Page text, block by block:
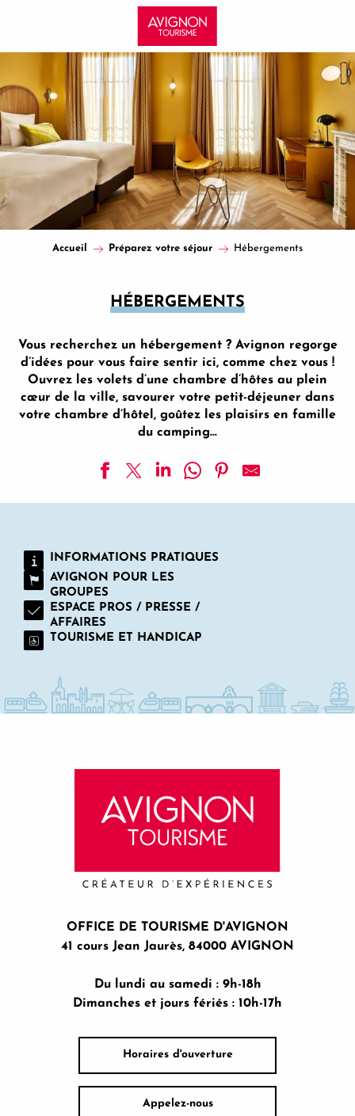
Accueil Préparez votre séjour Hébergements
HÉBERGEMENTS
Vous recherchez un hébergement ? Avignon regorge
d’idées pour vous faire sentir ici, comme chez vous !
Ouvrez les volets d’une chambre d’hôtes au plein
cœur de la ville, savourer votre petit-déjeuner dans
votre chambre d’hôtel, goûtez les plaisirs en famille
du camping…
Chambres d'hôtes Les Faverolles
Hôtel Restaurant GOLDEN TULIP AVIGNON LE
Hôtel Restaurant Novotel Avignon Centre
Les Airis et le Mazet des Amants
Résidence Cowool
Hôtel Restaurant Le Cloître Saint-Louis
Mercure Avignon TGV Hôtel et Spa
Camélias Roses
INFORMATIONS PRATIQUES
AVIGNON POUR LES
GROUPES
ESPACE PROS / PRESSE /
AFFAIRES
TOURISME ET HANDICAP
OFFICE DE TOURISME D'AVIGNON
41 cours Jean Jaurès, 84000 AVIGNON
Du lundi au samedi : 9h-18h
Dimanches et jours fériés : 10h-17h
Horaires d'ouverture
Appelez-nous